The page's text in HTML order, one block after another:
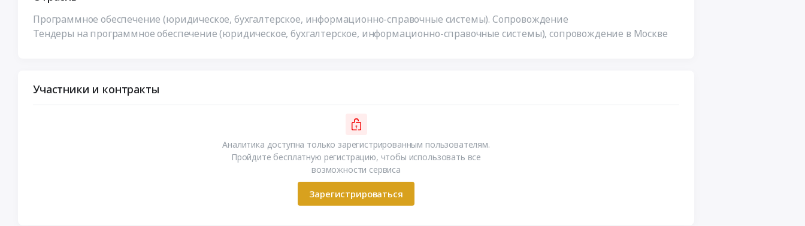
Программное обеспечение (юридическое, бухгалтерское, информационно-справочные системы). Сопровождение
Тендеры на программное обеспечение (юридическое, бухгалтерское, информационно-справочные системы), сопровождение в Москве
Участники и контракты
Аналитика доступна только зарегистрированным пользователям.
Пройдите бесплатную регистрацию, чтобы использовать все
возможности сервиса
Зарегистрироваться